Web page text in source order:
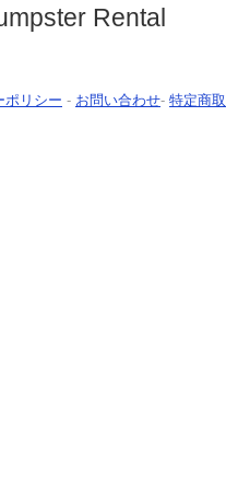
Rental
ポリシー - お問い合わせ- 特定商